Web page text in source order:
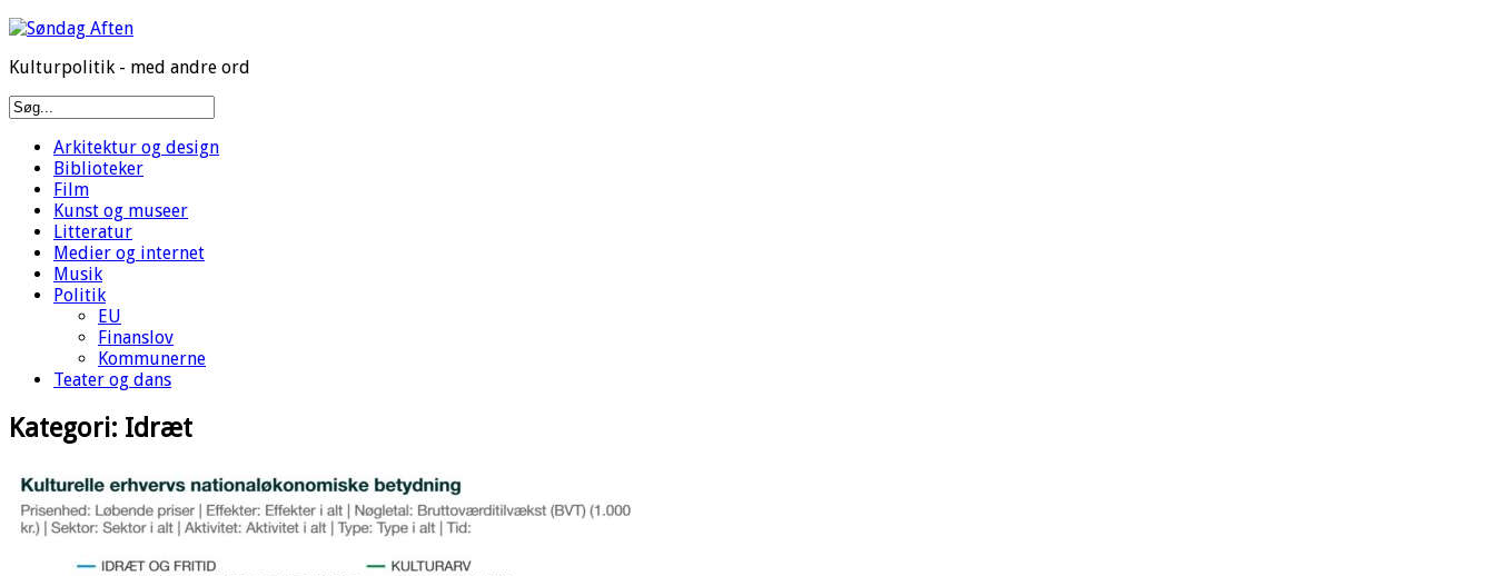
Kulturpolitik - med andre ord
Arkitektur og design
Biblioteker
Film
Kunst og museer
Litteratur
Medier og internet
Musik
Politik
EU
Finanslov
Kommunerne
Teater og dans
Kategori: Idræt